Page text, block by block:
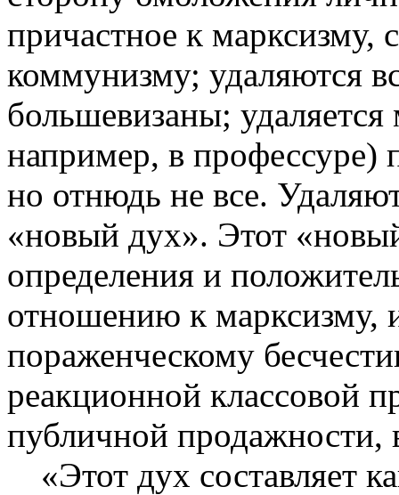
причастное к марксизму,
коммунизму; удаляются
большевизаны;
например, в профессуре)
но отнюдь не все.
«новый дух». Этот
определения и
отношению к марксизму,
пораженческому
реакционной классовой
публичной продажности,
«Этот дух составляет